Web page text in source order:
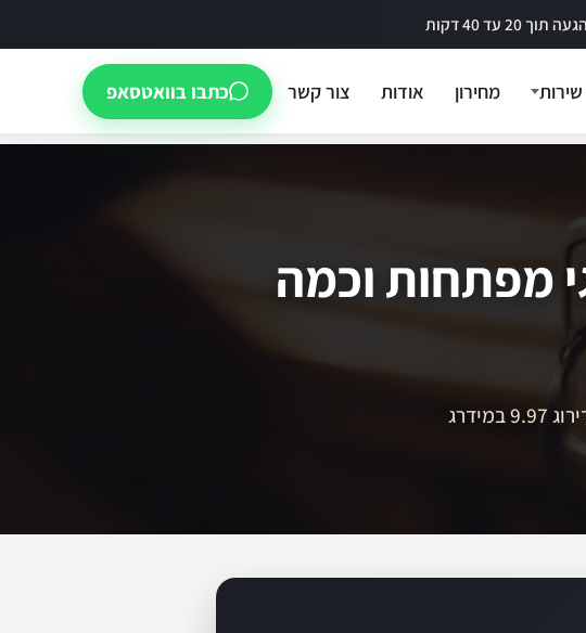
הגעה תוך 20 עד 40 דקות
שירות מחירון אודות צור קשר כתבו בוואטסאפ
מפתחות וכמה